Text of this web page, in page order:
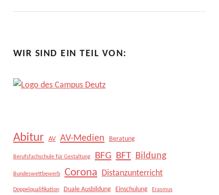
WIR SIND EIN TEIL VON:
Abitur AV AV-Medien Beratung
Berufsfachschule für Gestaltung BFG BFT Bildung
Bundeswettbewerb Corona Distanzunterricht
Doppelqualifikation Duale Ausbildung Einschulung Erasmus